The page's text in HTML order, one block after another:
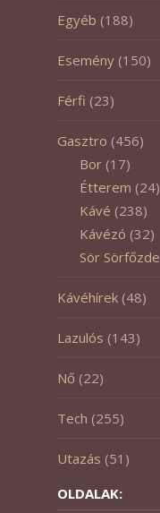
Egyéb (188)
Esemény (150)
Férfi (23)
Gasztro (456)
Bor (17)
Étterem (24)
Kávé (238)
Kávézó (32)
Sör Sörfőzde
Kávéhírek (48)
Lazulós (143)
Nő (22)
Tech (255)
Utazás (51)
OLDALAK: